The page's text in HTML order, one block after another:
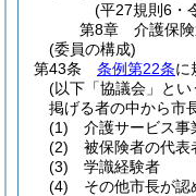
(平27規則6・
第8章
介護保
(委員の構成)
第43条
条例第22条に
(以下「協議会」とい
掲げる者の中から市
(1)
介護サービス事
(2)
被保険者の代表
(3)
学識経験者
(4)
その他市長が認